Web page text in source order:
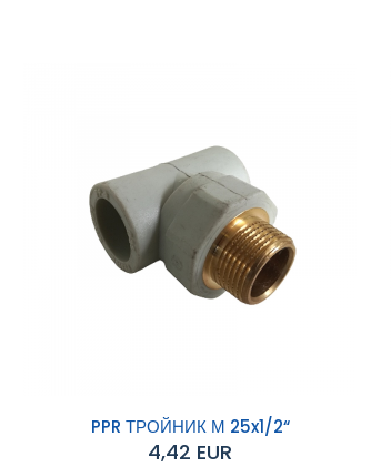
PPR ТРОЙНИК М 25x1/2“
4,42 EUR